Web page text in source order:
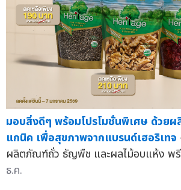
มอบสิ่งดีๆ พร้อมโปรโมชั่นพิเศษ ด้วย
แกนิค เพื่อสุขภาพจากแบรนด์เฮอริเทจ
ผลิตภัณฑ์ถั่ว ธัญพืช และผลไม้อบแห้ง พรี
ธ.ค.